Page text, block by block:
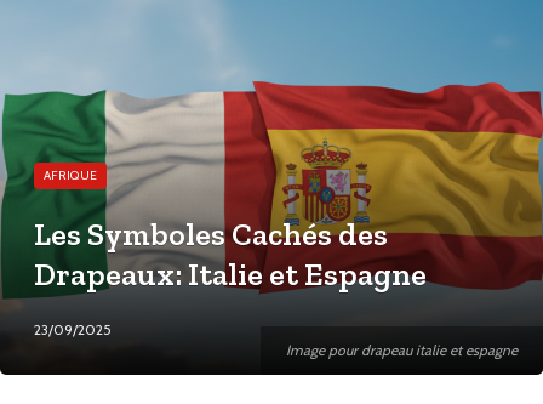
Image pour drapeau italie et espagne
AFRIQUE
Les Symboles Cachés des
Drapeaux: Italie et Espagne
23/09/2025